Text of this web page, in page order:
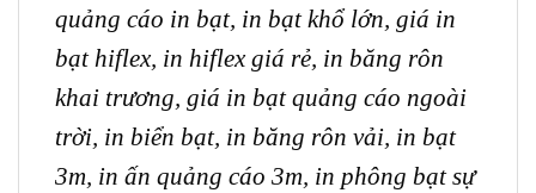
quảng cáo in bạt, in bạt khổ lớn, giá in
bạt hiflex, in hiflex giá rẻ, in băng rôn
khai trương, giá in bạt quảng cáo ngoài
trời, in biển bạt, in băng rôn vải, in bạt
3m, in ấn quảng cáo 3m, in phông bạt sự